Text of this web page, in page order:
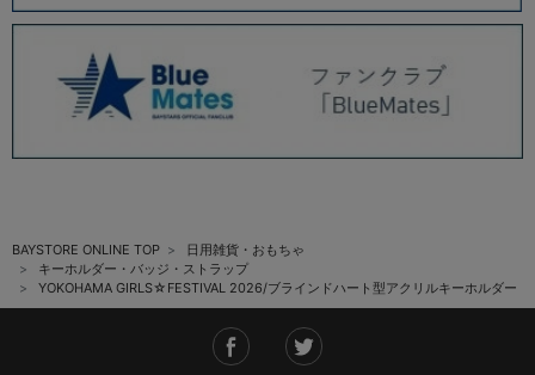
BAYSTORE ONLINE TOP
日用雑貨・おもちゃ
キーホルダー・バッジ・ストラップ
YOKOHAMA GIRLS☆FESTIVAL 2026/ブラインドハート型アクリルキーホルダー